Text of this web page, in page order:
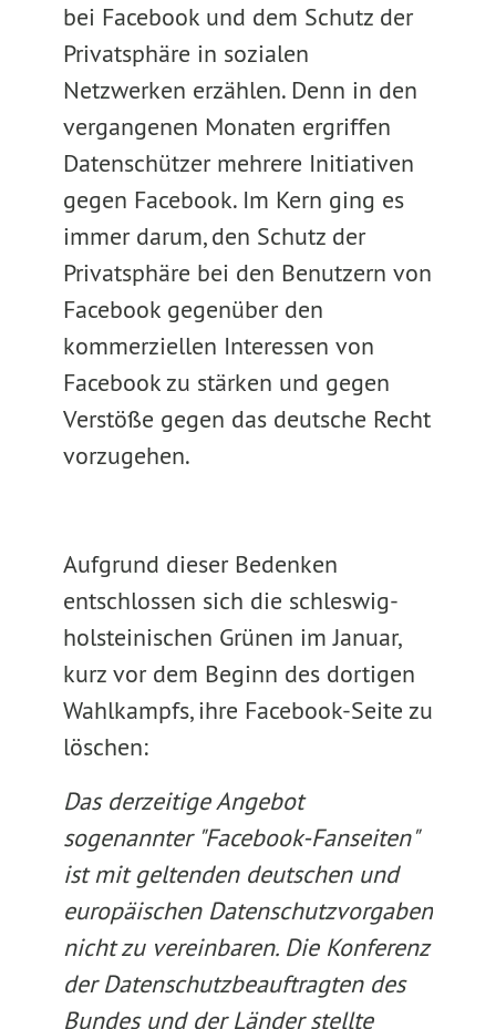
bei Facebook und dem Schutz der
Privatsphäre in sozialen
Netzwerken erzählen. Denn in den
vergangenen Monaten ergriffen
Datenschützer mehrere Initiativen
gegen Facebook. Im Kern ging es
immer darum, den Schutz der
Privatsphäre bei den Benutzern von
Facebook gegenüber den
kommerziellen Interessen von
Facebook zu stärken und gegen
Verstöße gegen das deutsche Recht
vorzugehen.
Aufgrund dieser Bedenken
entschlossen sich die schleswig-
holsteinischen Grünen im Januar,
kurz vor dem Beginn des dortigen
Wahlkampfs, ihre Facebook-Seite zu
löschen:
Das derzeitige Angebot
sogenannter "Facebook-Fanseiten"
ist mit geltenden deutschen und
europäischen Datenschutzvorgaben
nicht zu vereinbaren. Die Konferenz
der Datenschutzbeauftragten des
Bundes und der Länder stellte